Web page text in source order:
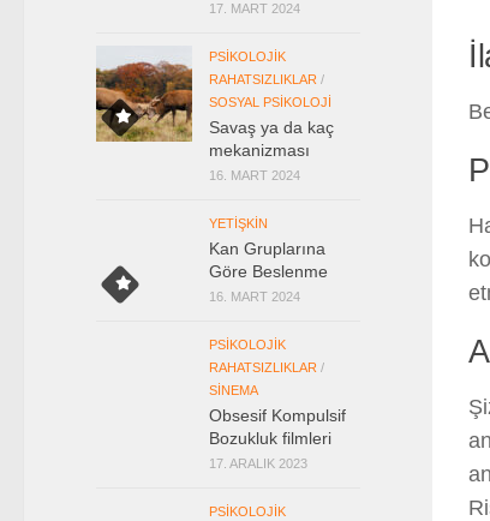
17. MART 2024
PSIKOLOJIK
RAHATSIZLIKLAR /
SOSYAL PSIKOLOJI
Savaş ya da kaç
mekanizması
16. MART 2024
YETIŞKIN
Kan Gruplarına
Göre Beslenme
16. MART 2024
PSIKOLOJIK
RAHATSIZLIKLAR /
SINEMA
Obsesif Kompulsif
Bozukluk filmleri
17. ARALIK 2023
PSIKOLOJIK